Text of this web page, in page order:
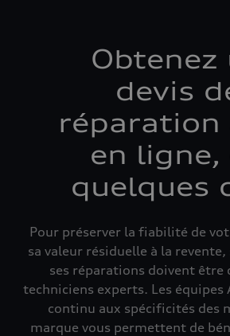
Obtenez
devis
réparation
en ligne,
quelques
Pour préserver la fiabilité de
sa valeur résiduelle à la
ses réparations doivent être
techniciens experts. Les équipes
continu aux spécificités des
marque vous permettent de